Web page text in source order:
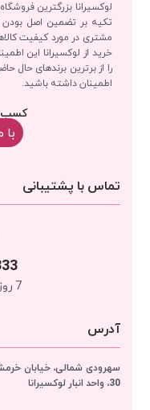
لوکسیرانا بزرگترین
تکیه بر تضمین اصل بودن
مشتری در مورد کیفیت
خرید از لوکسیرانا این
را از برترین برندهای حال
اطمینان داشته باشید.
کسب
تماس با پشتیبانی
7 روز هفته 24 ساعته
آدرس
سهرودی شمالی، خیابان
30، واحد انبار
لوکسیرانا